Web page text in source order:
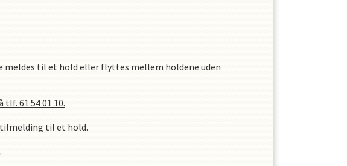
meldes til et hold eller flyttes mellem holdene uden
61 54 01 10.
til et hold.